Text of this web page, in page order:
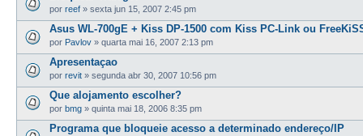
por reef » sexta jun 15, 2007 2:45 pm
Asus WL-700gE + Kiss DP-1500 com Kiss PC-Link ou
por Pavlov » quarta mai 16, 2007 2:13 pm
Apresentaçao
por revit » segunda abr 30, 2007 10:56 pm
Que alojamento escolher?
por bmg » quinta mai 18, 2006 8:35 pm
Programa que bloqueie acesso a determinado endereço/IP